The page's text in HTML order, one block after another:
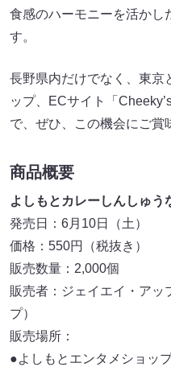
食感のハーモニーを活かし
す。
長野県内だけでなく、東京
ップ、ECサイト「
で、ぜひ、この機会にご賞
商品概要
よしもとカレーしんしゅう
発売日：6月10日（土）
価格：550円（税抜き）
販売数量：2,000個
販売者：ジェイエイ・アッ
プ）
販売場所：
●よしもとエンタメショッ